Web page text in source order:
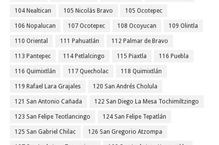
104 Nealtican 105 Nicolás Bravo 105 Ocotepec
106 Nopalucan 107 Ocotepec 108 Ocoyucan 109 Olintla
110 Oriental 111 Pahuatlán 112 Palmar de Bravo
113 Pantepec 114 Petlalcingo 115 Piaxtla 116 Puebla
116 Quimixtlán 117 Quecholac 118 Quimixtlán
119 Rafael Lara Grajales 120 San Andrés Cholula
121 San Antonio Cañada 122 San Diego La Mesa Tochimiltzingo
123 San Felipe Teotlancingo 124 San Felipe Tepatlán
125 San Gabriel Chilac 126 San Gregorio Atzompa